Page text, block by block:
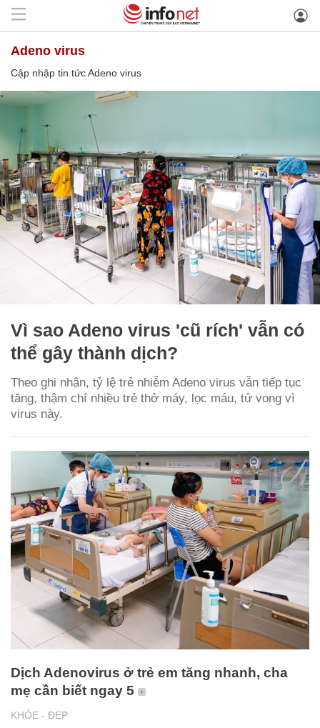
Adeno virus
Cập nhập tin tức Adeno virus
Vì sao Adeno virus 'cũ rích' vẫn có
thể gây thành dịch?
Theo ghi nhận, tỷ lệ trẻ nhiễm Adeno virus vẫn tiếp tục
tăng, thậm chí nhiều trẻ thở máy, lọc máu, tử vong vì
virus này.
KHỎE - ĐẸP
Dịch Adenovirus ở trẻ em tăng nhanh, cha
mẹ cần biết ngay 5